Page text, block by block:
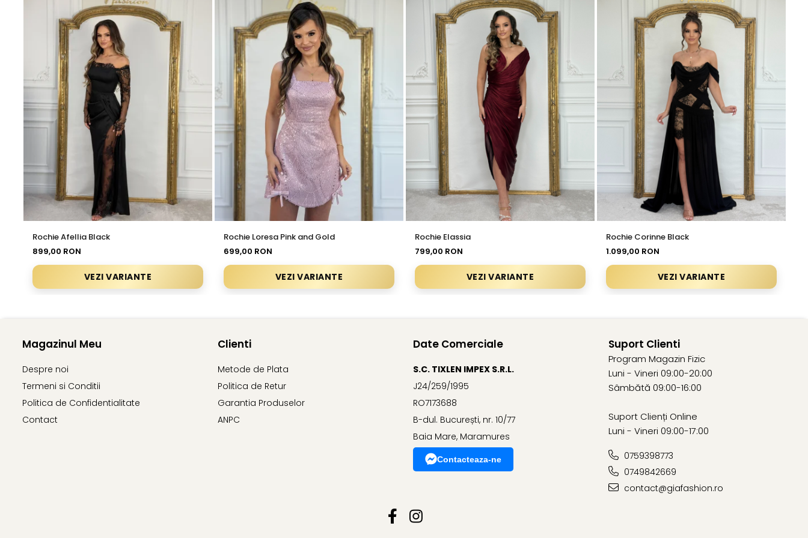
Rochie Afellia Black
899,00 RON
VEZI VARIANTE
Rochie Loresa Pink and Gold
699,00 RON
VEZI VARIANTE
Rochie Elassia
799,00 RON
VEZI VARIANTE
Rochie Corinne Black
1.099,00 RON
VEZI VARIANTE
Magazinul Meu
Despre noi
Termeni si Conditii
Politica de Confidentialitate
Contact
Clienti
Metode de Plata
Politica de Retur
Garantia Produselor
ANPC
Date Comerciale
S.C. TIXLEN IMPEX S.R.L.
J24/259/1995
RO7173688
B-dul. București, nr. 10/77
Baia Mare, Maramures
Contacteaza-ne
Suport Clienti
Program Magazin Fizic
Luni - Vineri 09:00-20:00
Sâmbătă 09:00-16:00
Suport Clienți Online
Luni - Vineri 09:00-17:00
0759398773
0749842669
contact@giafashion.ro